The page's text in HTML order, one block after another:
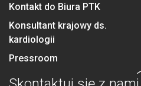
Kontakt do Biura PTK
Konsultant krajowy ds.
kardiologii
Pressroom